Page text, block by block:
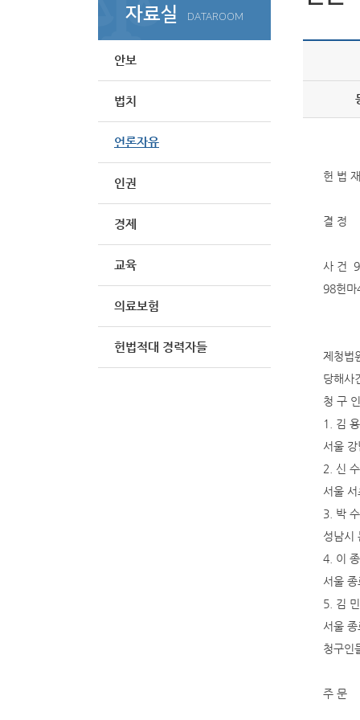
자료실 DATAROOM
안보
법치
언론자유
인권
경제
교육
의료보험
헌법적대 경력자들
헌 법
결 정
사 건
98헌마
제청법
당해사
청 구
1. 김
서울
2. 신
서울
3. 박
성남시
4. 이
서울
5. 김 민
서울
청구인
주 문